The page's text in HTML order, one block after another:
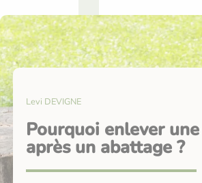
Levi DEVIGNE
Pourquoi enlever
après un abattage ?